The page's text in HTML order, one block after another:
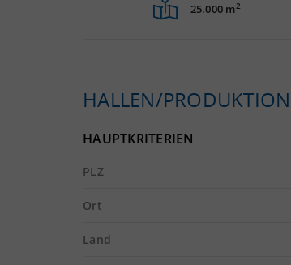
25.000 m2
HALLEN/
HAUPTKRITERIEN
PLZ
Ort
Land